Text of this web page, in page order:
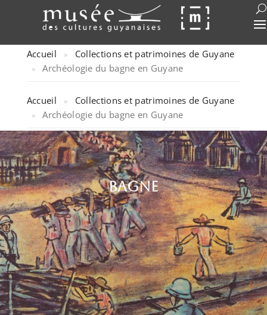
Accueil » Collections et patrimoines de Guyane
» Archéologie du bagne en Guyane
Accueil » Collections et patrimoines de Guyane
» Archéologie du bagne en Guyane
Bagne